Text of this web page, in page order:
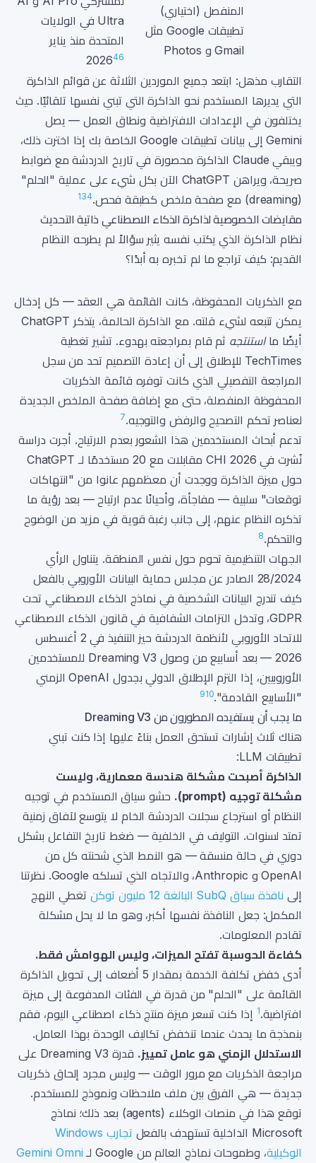
المنفصل (اختياري)
تطبيقات Google مثل
Gmail و Photos
Ultra في الولايات
المتحدة منذ يناير
202646
التقارب مذهل: ابتعد جميع الموردين الثلاثة عن قوائم الذاكرة
التي يديرها المستخدم نحو الذاكرة التي تبني نفسها تلقائيًا. حيث
يختلفون في الإعدادات الافتراضية ونطاق العمل — يصل
Gemini إلى بيانات تطبيقات Google الخاصة بك إذا اخترت ذلك،
ويبقي Claude الذاكرة محصورة في تاريخ الدردشة مع ضوابط
صريحة، ويراهن ChatGPT الآن بكل شيء على عملية "الحلم"
(dreaming) مع صفحة ملخص كطبقة فحص.
134
مقايضات الخصوصية لذاكرة الذكاء الاصطناعي ذاتية التحديث
نظام الذاكرة الذي يكتب نفسه يثير سؤالاً لم يطرحه النظام
القديم: كيف تراجع ما لم تخبره به أبدًا؟
مع الذكريات المحفوظة، كانت القائمة هي العقد — كل إدخال
يمكن تتبعه لشيء قلته. مع الذاكرة الحالمة، يتذكر ChatGPT
أيضًا مااستنتجه ثم قام بمراجعته بهدوء. تشير تغطية
TechTimes للإطلاق إلى أن إعادة التصميم تحد من سجل
المراجعة التفصيلي الذي كانت توفره قائمة الذكريات
المحفوظة المنفصلة، حتى مع إضافة صفحة الملخص الجديدة
لعناصر تحكم التصحيح والرفض والتوجيه.7
تدعم أبحاث المستخدمين هذا الشعور بعدم الارتياح. أجرت دراسة
نُشرت في CHI 2026 مقابلات مع 20 مستخدمًا لـ ChatGPT
حول ميزة الذاكرة ووجدت أن معظمهم عانوا من "انتهاكات
توقعات" سلبية — مفاجأة، وأحيانًا عدم ارتياح — بعد رؤية ما
تذكره النظام عنهم، إلى جانب رغبة قوية في مزيد من الوضوح
والتحكم.8
الجهات التنظيمية تحوم حول نفس المنطقة. يتناول الرأي
28/2024 الصادر عن مجلس حماية البيانات الأوروبي بالفعل
كيف تندرج البيانات الشخصية في نماذج الذكاء الاصطناعي تحت
GDPR، وتدخل التزامات الشفافية في قانون الذكاء الاصطناعي
للاتحاد الأوروبي لأنظمة الدردشة حيز التنفيذ في 2 أغسطس
2026 — بعد أسابيع من وصول Dreaming V3 للمستخدمين
الأوروبيين، إذا التزم الإطلاق الدولي بجدول OpenAI الزمني
"الأسابيع القادمة".
910
ما يجب أن يستفيده المطورون من Dreaming V3
هناك ثلاث إشارات تستحق العمل بناءً عليها إذا كنت تبني
تطبيقات LLM:
الذاكرة أصبحت مشكلة هندسة معمارية، وليست
مشكلة توجيه (prompt).
حشو سياق المستخدم في توجيه
النظام أو استرجاع سجلات الدردشة الخام لا يتوسع لآفاق زمنية
تمتد لسنوات. التوليف في الخلفية — ضغط تاريخ التفاعل بشكل
دوري في حالة منسقة — هو النمط الذي شحنته كل من
OpenAI و Anthropic، والاتجاه الذي تسلكه Google. نظرتنا
إلى نافذة سياق SubQ البالغة 12 مليون توكن
تغطي النهج
المكمل: جعل النافذة نفسها أكبر، وهو ما لا يحل مشكلة
تقادم المعلومات.
كفاءة الحوسبة تفتح الميزات، وليس الهوامش فقط.
أدى خفض تكلفة الخدمة بمقدار 5 أضعاف إلى تحويل الذاكرة
القائمة على "الحلم" من قدرة في الفئات المدفوعة إلى ميزة
افتراضية.1 إذا كنت تسعر ميزة منتج ذكاء اصطناعي اليوم، فقم
بنمذجة ما يحدث عندما تنخفض تكاليف الوحدة بهذا العامل.
الاستدلال الزمني هو عامل تمييز.
قدرة Dreaming V3 على
مراجعة الذكريات مع مرور الوقت — وليس مجرد إلحاق ذكريات
جديدة — هي الفرق بين ملف ملاحظات ونموذج للمستخدم.
توقع هذا في منصات الوكلاء (agents) بعد ذلك؛ نماذج
Microsoft الداخلية تستهدف بالفعل
تجارب Windows
الوكيلية، وطموحات نماذج العالم من Google لـ Gemini Omni